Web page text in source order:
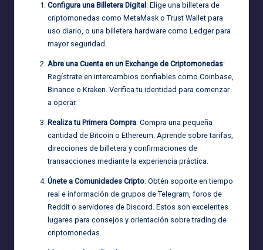
Configura una Billetera Digital : Elige una billetera de
criptomonedas como MetaMask o Trust Wallet para
uso diario, o una billetera hardware como Ledger para
mayor seguridad.
Abre una Cuenta en un Exchange de Criptomonedas:
Regístrate en intercambios confiables como Coinbase,
Binance o Kraken. Verifica tu identidad para comenzar
a operar.
Realiza tu Primera Compra: Compra una pequeña
cantidad de Bitcoin o Ethereum. Aprende sobre tarifas,
direcciones de billetera y confirmaciones de
transacciones mediante la experiencia práctica.
Únete a Comunidades Cripto: Obtén soporte en tiempo
real e información de grupos de Telegram, foros de
Reddit o servidores de Discord. Estos son excelentes
lugares para consejos y orientación sobre trading de
criptomonedas.